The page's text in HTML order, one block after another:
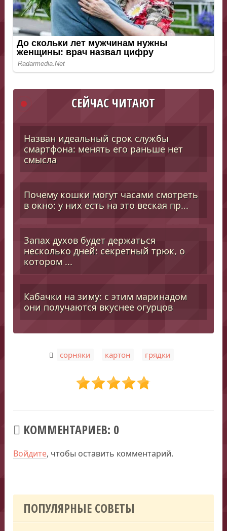
СЕЙЧАС ЧИТАЮТ
Назван идеальный срок службы
смартфона: менять его раньше нет
смысла
Почему кошки могут часами смотреть
в окно: у них есть на это веская пр...
Запах духов будет держаться
несколько дней: секретный трюк, о
котором ...
Кабачки на зиму: с этим маринадом
они получаются вкуснее огурцов
сорняки картон грядки
КОММЕНТАРИЕВ: 0
Войдите, чтобы оставить комментарий.
ПОПУЛЯРНЫЕ СОВЕТЫ